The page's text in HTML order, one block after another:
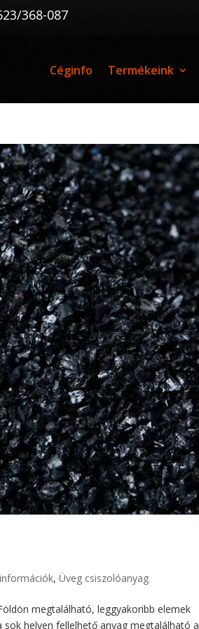
368-087
Céginfo Termékeink
,Üveg csiszolóanyag
megtalálható, leggyakoribb elemek
helyen fellelhető anyag megtalálható a